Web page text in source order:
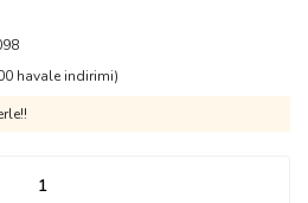
havale indirimi)